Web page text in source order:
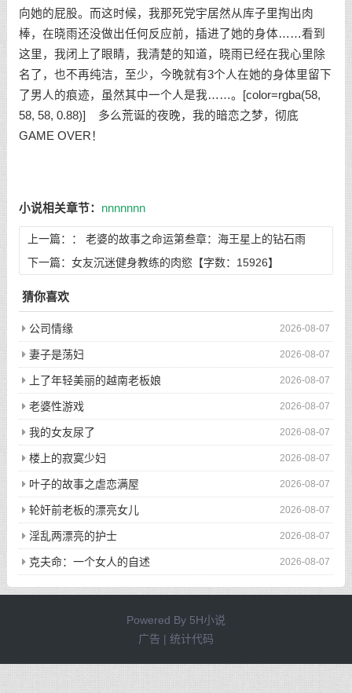
向她的屁股。而这时候，我那死党宇居然从库子里掏出肉
棒，在晓雨还没做出任何反应前，插进了她的身体……看到
这里，我闭上了眼睛，我清楚的知道，晓雨已经在我心里除
名了，也不再纯洁，至少，今晚就有3个人在她的身体里留下
了男人的痕迹，虽然其中一个人是我……。[color=rgba(58,
58, 58, 0.88)] 多么荒诞的夜晚，我的暗恋之梦，彻底
GAME OVER！
小说相关章节： nnnnnnn
上一篇：： 老婆的故事之命运第叁章：海王星上的钻石雨
下一篇： 女友沉迷健身教练的肉慾【字数：15926】
猜你喜欢
2026-08-07
公司情缘
2026-08-07
妻子是荡妇
2026-08-07
上了年轻美丽的越南老板娘
2026-08-07
老婆性游戏
2026-08-07
我的女友尿了
2026-08-07
楼上的寂寞少妇
2026-08-07
叶子的故事之虐恋满屋
2026-08-07
轮奸前老板的漂亮女儿
2026-08-07
淫乱两漂亮的护士
2026-08-07
克夫命：一个女人的自述
Powered By 5H小说
广告 | 统计代码